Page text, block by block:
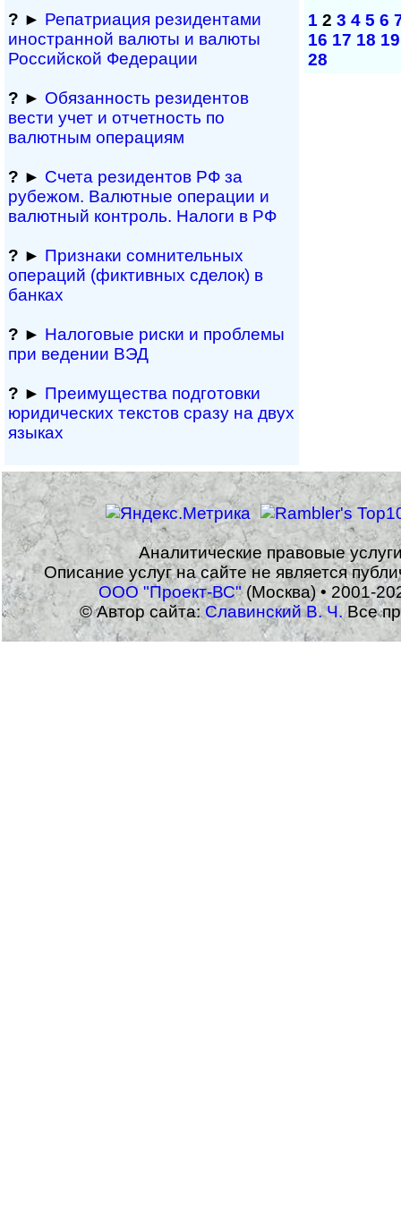
? ► Репатриация ре­зи­ден­та­ми
иностранной ва­лю­ты и валюты
Рос­сий­ской Федерации
? ► Обязанность резиден­тов
вести учет и отчетность по
валютным операциям
? ► Счета резидентов РФ за
рубежом. Валютные операции и
валютный контроль. Налоги в РФ
? ► Признаки сомнитель­ных
операций (фиктивных сделок) в
банках
? ► Налоговые риски и проблемы
при ведении ВЭД
? ► Преимущества под­гото­вки
юри­ди­чес­ких тек­с­тов сразу на двух
языках
1 2 3 4 5 6
16 17 18 19
28
Аналитические правовые
Описание услуг на сайте не является
ООО "Проект-ВС"(Москва) • 2001-
© Автор сайта:Славинский В. Ч.Все